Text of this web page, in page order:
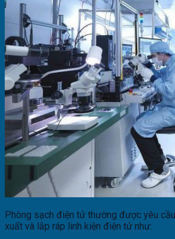
Phòng sạch điện tử thường được yêu
xuất và lắp ráp linh kiện điện tử như: